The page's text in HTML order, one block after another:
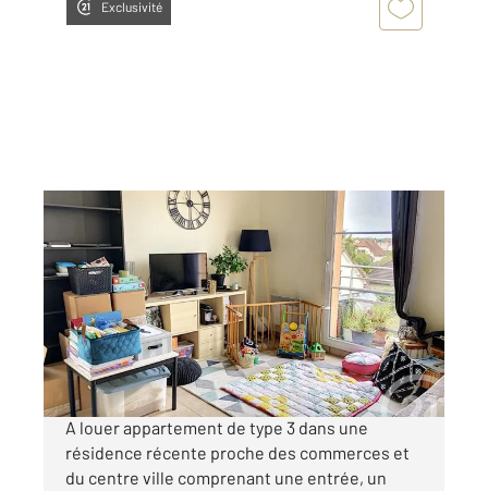
Exclusivité
AUXERRE 89
68,40 m
Ref : 20386
Appartement F3 à louer
660 €
par mois charges comprises
A louer appartement de type 3 dans une
résidence récente proche des commerces et
du centre ville comprenant une entrée, un